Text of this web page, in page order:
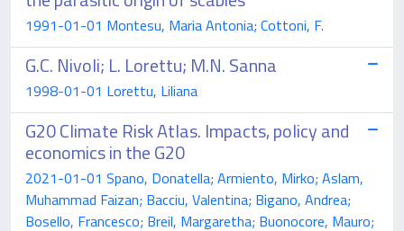
1991-01-01 Montesu, Maria Antonia; Cottoni, F.
G.C. Nivoli; L. Lorettu; M.N. Sanna
1998-01-01 Lorettu, Liliana
G20 Climate Risk Atlas. Impacts, policy and
economics in the G20
2021-01-01 Spano, Donatella; Armiento, Mirko; Aslam,
Muhammad Faizan; Bacciu, Valentina; Bigano, Andrea;
Bosello, Francesco; Breil, Margaretha; Buonocore, Mauro;